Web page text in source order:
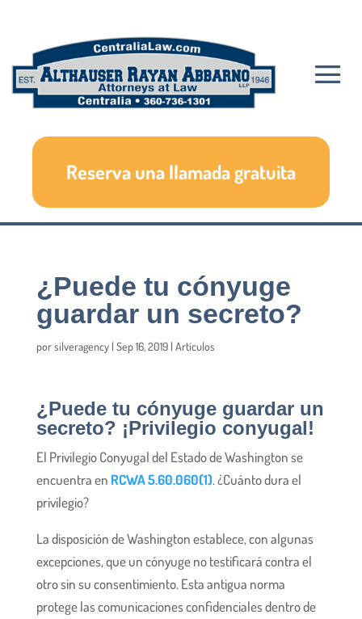
Reserva una llamada gratuita
¿Puede tu cónyuge
guardar un secreto?
porsilveragency| Sep 16, 2019| Artículos
¿Puede tu cónyuge guardar un
secreto? ¡Privilegio conyugal!
El Privilegio Conyugal del Estado de Washington se
encuentra en RCWA 5.60.060(1). ¿Cuánto dura el
privilegio?
La disposición de Washington establece, con algunas
excepciones, que un cónyuge no testificará contra el
otro sin su consentimiento. Esta antigua norma
protege las comunicaciones confidenciales dentro de